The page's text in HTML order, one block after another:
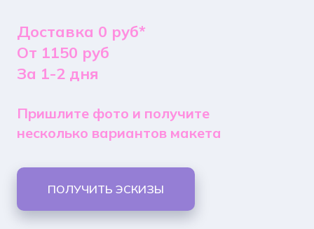
Доставка 0 руб*
От 1150 руб
За 1-2 дня
Пришлите фото и получите
несколько вариантов макета
ПОЛУЧИТЬ ЭСКИЗЫ